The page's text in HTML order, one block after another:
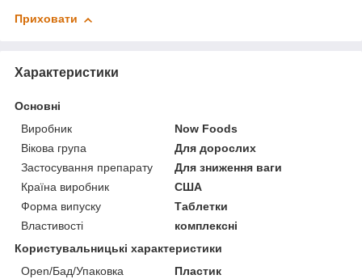
Приховати
Характеристики
Основні
Виробник
Now Foods
Вікова група
Для дорослих
Застосування препарату
Для зниження ваги
Країна виробник
США
Форма випуску
Таблетки
Властивості
комплексні
Користувальницькі характеристики
Open/Бад/Упаковка
Пластик